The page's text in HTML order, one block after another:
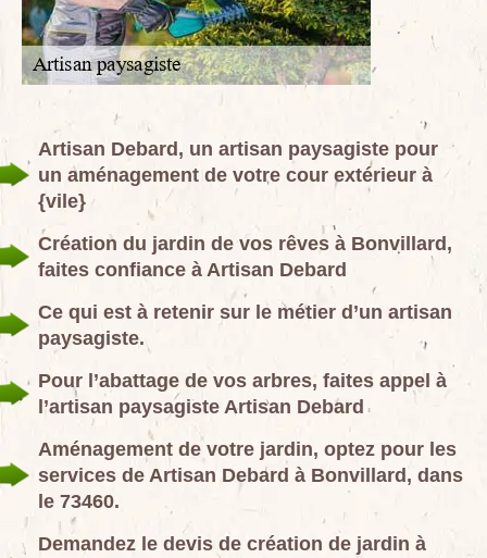
Artisan Debard, un artisan paysagiste pour
un aménagement de votre cour extérieur à
{vile}
Création du jardin de vos rêves à Bonvillard,
faites confiance à Artisan Debard
Ce qui est à retenir sur le métier d’un artisan
paysagiste.
Pour l’abattage de vos arbres, faites appel à
l’artisan paysagiste Artisan Debard
Aménagement de votre jardin, optez pour les
services de Artisan Debard à Bonvillard, dans
le 73460.
Demandez le devis de création de jardin à